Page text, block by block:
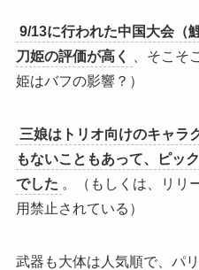
9/13に行われた中国大会（
刀姫の評価が高く
、そこそ
姫はバフの影響？）
三娘はトリオ向けのキャラ
もないこともあって、ピッ
でした 。（もしくは、リリ
用禁止されている）
武器も大体は人気順で、パ